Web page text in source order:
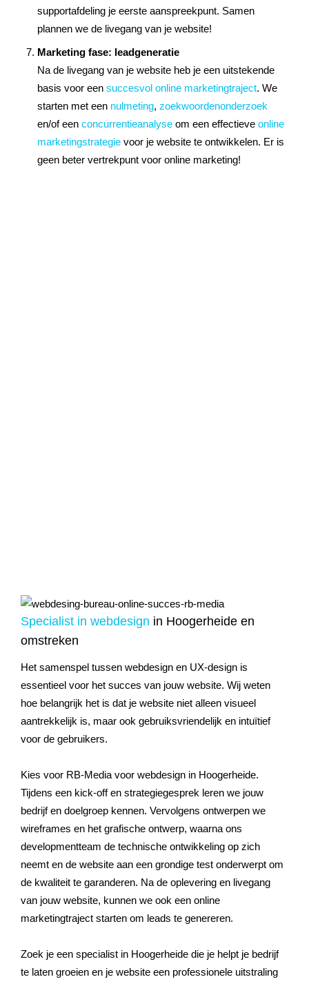
supportafdeling je eerste aanspreekpunt. Samen
plannen we de livegang van je website!
Marketing fase: leadgeneratie
Na de livegang van je website heb je een uitstekende
basis voor een succesvol online marketingtraject. We
starten met een nulmeting, zoekwoordenonderzoek
en/of een concurrentieanalyse om een effectieve online
marketingstrategie voor je website te ontwikkelen. Er is
geen beter vertrekpunt voor online marketing!
Specialist in webdesign in Hoogerheide en
omstreken
Het samenspel tussen webdesign en UX-design is
essentieel voor het succes van jouw website. Wij weten
hoe belangrijk het is dat je website niet alleen visueel
aantrekkelijk is, maar ook gebruiksvriendelijk en intuïtief
voor de gebruikers.
Kies voor RB-Media voor webdesign in Hoogerheide.
Tijdens een kick-off en strategiegesprek leren we jouw
bedrijf en doelgroep kennen. Vervolgens ontwerpen we
wireframes en het grafische ontwerp, waarna ons
developmentteam de technische ontwikkeling op zich
neemt en de website aan een grondige test onderwerpt om
de kwaliteit te garanderen. Na de oplevering en livegang
van jouw website, kunnen we ook een online
marketingtraject starten om leads te genereren.
Zoek je een specialist in Hoogerheide die je helpt je bedrijf
te laten groeien en je website een professionele uitstraling